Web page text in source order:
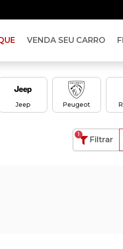
VENDA SEU CARRO
Jeep Peugeot
Filtrar
1